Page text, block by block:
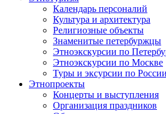
Календарь персоналий
Культура и архитектура
Религиозные объекты
Знаменитые петербуржцы
Этноэкскурсии по
Этноэкскурсии по Москве
Туры и эксурсии по России
Этнопроекты
Концерты и выступления
Организация праздников